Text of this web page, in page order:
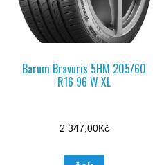
Barum Bravuris 5HM 205/60
R16 96 W XL
2 347,00Kč